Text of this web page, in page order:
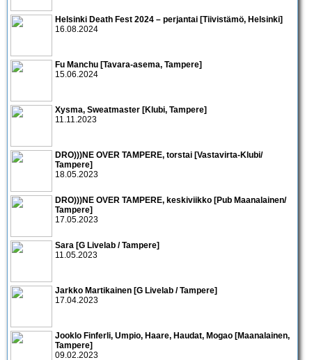
Helsinki Death Fest 2024 – perjantai [Tiivistämö, Helsinki]
16.08.2024
Fu Manchu [Tavara-asema, Tampere]
15.06.2024
Xysma, Sweatmaster [Klubi, Tampere]
11.11.2023
DRO)))NE OVER TAMPERE, torstai [Vastavirta-Klubi/
Tampere]
18.05.2023
DRO)))NE OVER TAMPERE, keskiviikko [Pub Maanalainen/
Tampere]
17.05.2023
Sara [G Livelab / Tampere]
11.05.2023
Jarkko Martikainen [G Livelab / Tampere]
17.04.2023
Jooklo Finferli, Umpio, Haare, Haudat, Mogao [Maanalainen,
Tampere]
09.02.2023